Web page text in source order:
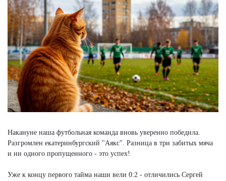
Накануне наша футбольная команда вновь уверенно победила.
Разгромлен екатеринбургский "Аякс". Разница в три забитых мяча
и ни одного пропущенного - это успех!
Уже к концу первого тайма наши вели 0:2 - отличились Сергей